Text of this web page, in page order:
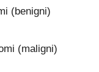
(benigni)
(maligni)